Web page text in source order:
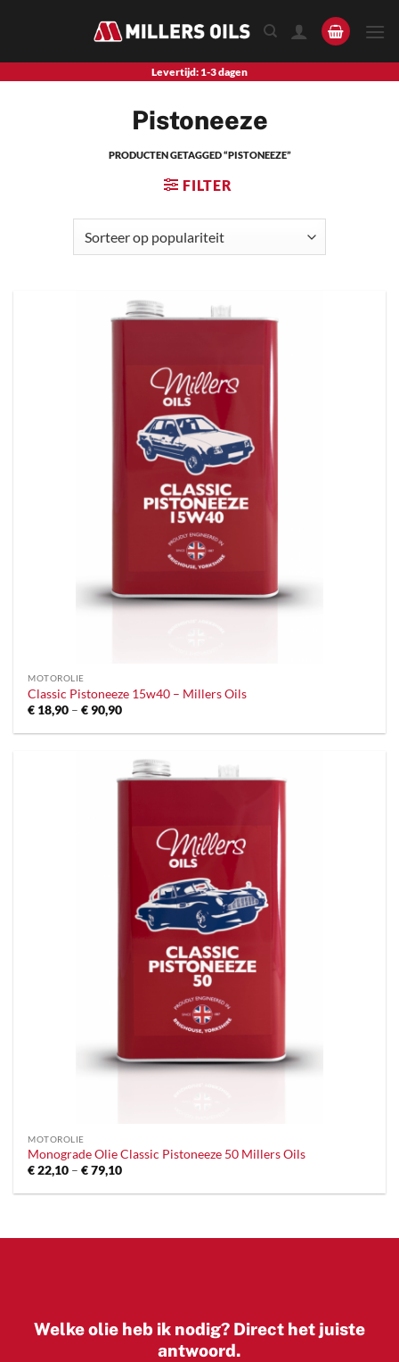
Levertijd: 1-3 dagen
Pistoneeze
PRODUCTEN GETAGGED “PISTONEEZE”
FILTER
MOTOROLIE
Classic Pistoneeze 15w40 – Millers Oils
€ 18,90 – €90,90Prijsklasse:
tot
MOTOROLIE
Monograde Olie Classic Pistoneeze 50 Millers Oils
€22,10 – €79,10Prijsklasse:
tot
Welke olie heb ik nodig? Direct het juiste
antwoord.